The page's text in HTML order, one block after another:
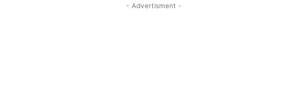
- Advertisment -